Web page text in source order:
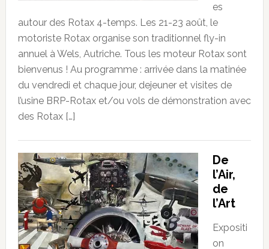
es
autour des Rotax 4-temps. Les 21-23 août, le
motoriste Rotax organise son traditionnel fly-in
annuel à Wels, Autriche. Tous les moteur Rotax sont
bienvenus ! Au programme : arrivée dans la matinée
du vendredi et chaque jour, dejeuner et visites de
l’usine BRP-Rotax et/ou vols de démonstration avec
des Rotax […]
De
l’Air,
de
l’Art
Expositi
on